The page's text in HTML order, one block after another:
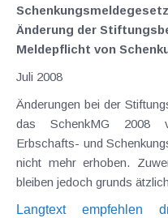
Schenkungsmeldegesetz
Änderung der
Meldepflicht von
Juli 2008
Änderungen bei der
das SchenkMG 2008
Erbschafts- und
nicht mehr erhoben.
bleiben jedoch grunds
Langtext
empfehlen